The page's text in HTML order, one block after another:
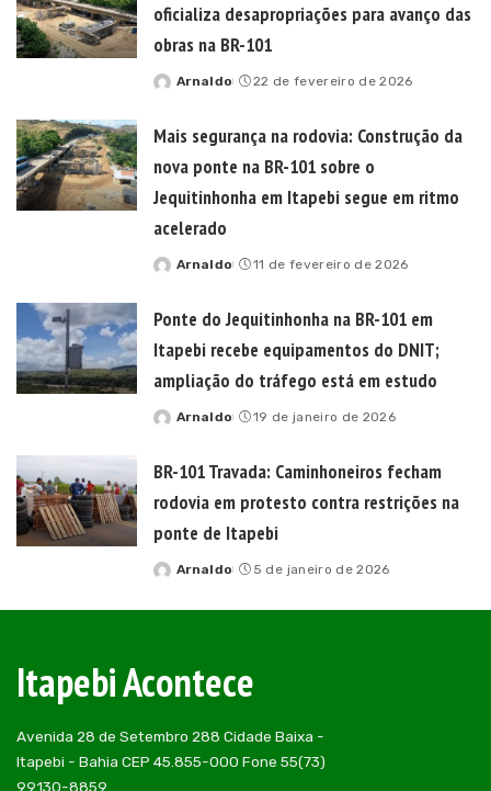
oficializa desapropriações para avanço das
obras na BR-101
Posted
Arnaldo 22 de fevereiro de 2026
Mais segurança na rodovia: Construção da
nova ponte na BR-101 sobre o
Jequitinhonha em Itapebi segue em ritmo
acelerado
Posted
Arnaldo 11 de fevereiro de 2026
Ponte do Jequitinhonha na BR-101 em
Itapebi recebe equipamentos do DNIT;
ampliação do tráfego está em estudo
Posted
Arnaldo 19 de janeiro de 2026
BR-101 Travada: Caminhoneiros fecham
rodovia em protesto contra restrições na
ponte de Itapebi
Posted
Arnaldo 5 de janeiro de 2026
Itapebi Acontece
Avenida 28 de Setembro 288 Cidade Baixa -
Itapebi - Bahia CEP 45.855-000 Fone 55(73)
99130-8859